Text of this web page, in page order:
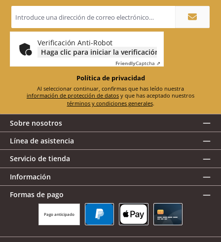
de
correo
electrónico
Verificación Anti-Robot
Haga clic para iniciar la verificación
FriendlyCaptcha ⇗
Política de privacidad
información de protección de datos
términos y condiciones generales.
Sobre nosotros
Línea de asistencia
Servicio de tienda
Información
Formas de pago
Pago anticipado